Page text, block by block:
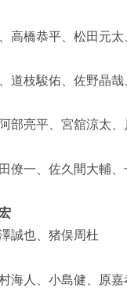
高橋恭平、松田元
道枝駿佑、佐野晶
部亮平、宮舘涼太
僚一、佐久間大輔
誠也、猪俣周杜
海人、小島健、原